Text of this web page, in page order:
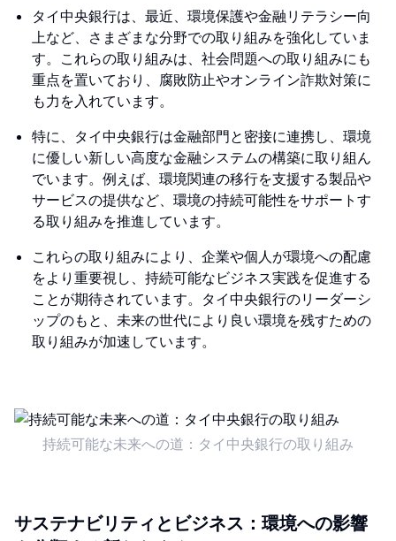
タイ中央銀行は、最近、環境保護や金融リテラシー向
上など、さまざまな分野での取り組みを強化していま
す。これらの取り組みは、社会問題への取り組みにも
重点を置いており、腐敗防止やオンライン詐欺対策に
も力を入れています。
特に、タイ中央銀行は金融部門と密接に連携し、環境
に優しい新しい高度な金融システムの構築に取り組ん
でいます。例えば、環境関連の移行を支援する製品や
サービスの提供など、環境の持続可能性をサポートす
る取り組みを推進しています。
これらの取り組みにより、企業や個人が環境への配慮
をより重要視し、持続可能なビジネス実践を促進する
ことが期待されています。タイ中央銀行のリーダーシ
ップのもと、未来の世代により良い環境を残すための
取り組みが加速しています。
持続可能な未来への道：タイ中央銀行の取り組み
サステナビリティとビジネス：環境への影響